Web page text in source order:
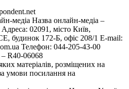
медіа Назва онлайн-медіа –
02091, місто Київ,
172-Б, офіс 208/1 E-mail:
Телефон: 044-205-43-00
– R40-06068
матеріалів, розміщених на
умови посилання на